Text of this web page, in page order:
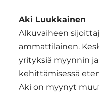
Aki Luukkainen
Alkuvaiheen
ammattilainen.
yrityksiä myynnin
kehittämisessä
Aki on myynyt